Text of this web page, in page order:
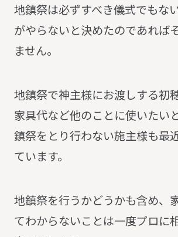
地鎮祭は必ずすべき儀式でもな
がやらないと決めたのであれば
ません。
地鎮祭で神主様にお渡しする初
家具代など他のことに使いたい
鎮祭をとり行わない施主様も最
ています。
地鎮祭を行うかどうかも含め、
てわからないことは一度プロに